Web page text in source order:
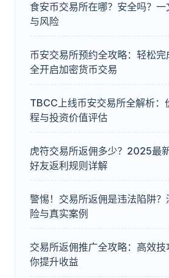
食安币交易所在哪？安全吗？
与风险
币安交易所预约全攻略：轻松
全开启加密货币交易
TBCC上线币安交易所全解析：
程与投资价值评估
虎符交易所返佣多少？2025最
好友返利规则详解
警惕！交易所返佣是违法陷阱
险与真实案例
交易所返佣推广全攻略：高效
你提升收益